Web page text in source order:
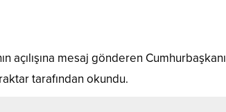
açılışına mesaj gönderen Cumhurbaşkanı
tarafından okundu.